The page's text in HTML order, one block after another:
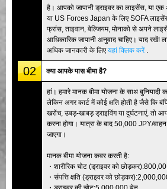
टोक्यो असाकुसा
ओकिनावा
है। आपको जापानी ड्राइवर का लाइसेंस, या एक
या US Forces Japan के लिए SOFA
फ्रांस, ताइवान, बेल्जियम, मोनाको से अपने
आधिकारिक जापानी अनुवाद चाहिए। याद रखें!
अधिक जानकारी के लिएयहां क्लिक करें.
02 क्या आपके पास बीमा है?
हां। हमारे मानक बीमा योजना के साथ बुनियादी
लेकिन अगर कार्ट में कोई क्षति होती है जैसे कि
खरोंच, उबड़-खाबड़ ड्राइविंग या दुर्घटनाएं, तो
करना होगा। यात्रा के बाद 50,000 JPY/
जाएगा।
मानक बीमा योजना कवर करती है:
・शारीरिक चोट (ड्राइवर को
・संपत्ति क्षति (ड्राइवर को